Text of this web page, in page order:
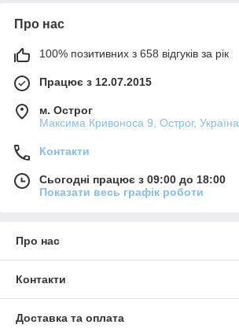
Про нас
100% позитивних з 658 відгуків за рік
Працює з 12.07.2015
м. Острог
Максима Кривоноса 9, Острог, Україна
Контакти
Сьогодні працює з 09:00 до 18:00
Показати весь графік роботи
Про нас
Контакти
Доставка та оплата